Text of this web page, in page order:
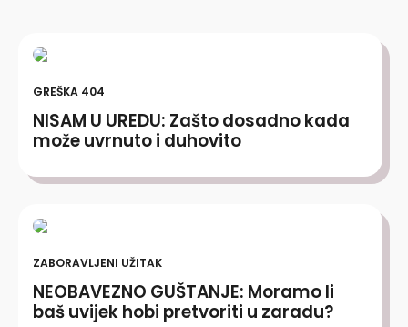
GREŠKA 404
NISAM U UREDU: Zašto dosadno kada
može uvrnuto i duhovito
ZABORAVLJENI UŽITAK
NEOBAVEZNO GUŠTANJE: Moramo li
baš uvijek hobi pretvoriti u zaradu?